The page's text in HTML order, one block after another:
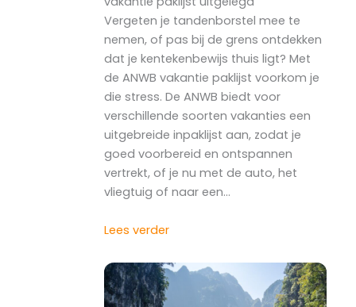
Vergeten je tandenborstel mee te
nemen, of pas bij de grens ontdekken
dat je kentekenbewijs thuis ligt? Met
de ANWB vakantie paklijst voorkom je
die stress. De ANWB biedt voor
verschillende soorten vakanties een
uitgebreide inpaklijst aan, zodat je
goed voorbereid en ontspannen
vertrekt, of je nu met de auto, het
vliegtuig of naar een…
Lees verder